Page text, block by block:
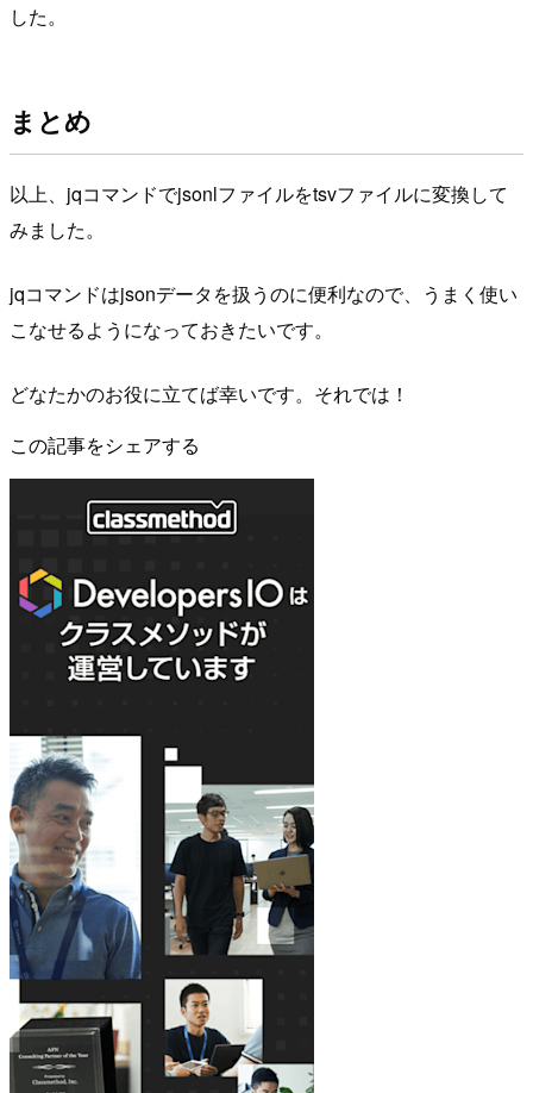
した。
まとめ
以上、jqコマンドでjsonlファイルをtsvファイルに変換して
みました。
jqコマンドはjsonデータを扱うのに便利なので、うまく使い
こなせるようになっておきたいです。
どなたかのお役に立てば幸いです。それでは！
この記事をシェアする